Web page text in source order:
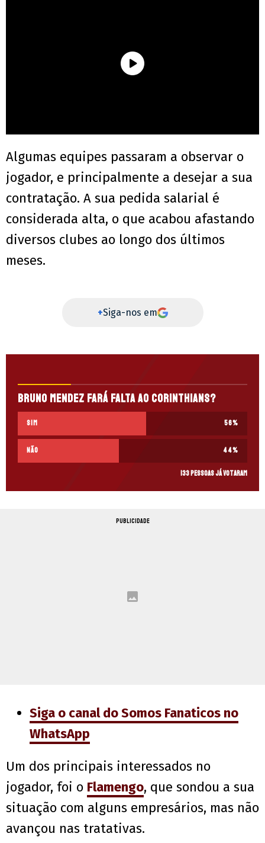
Algumas equipes passaram a observar o
jogador, e principalmente a desejar a sua
contratação. A sua pedida salarial é
considerada alta, o que acabou afastando
diversos clubes ao longo dos últimos
meses.
+Siga-nos em
Bruno Mendez fará falta ao Corinthians?
Sim 56%
Não 44%
133 pessoas já votaram
PUBLICIDADE
Siga o canal do Somos Fanaticos no
WhatsApp
Um dos principais interessados no
jogador, foi o Flamengo, que sondou a sua
situação com alguns empresários, mas não
avançou nas tratativas.